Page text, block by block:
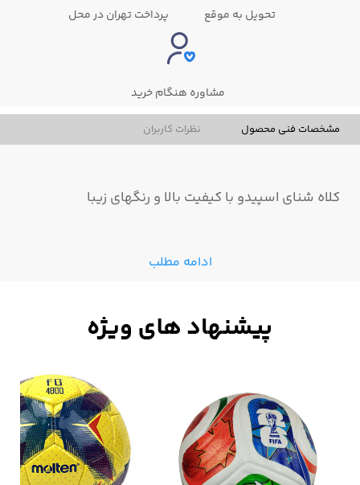
تحویل به موقع پرداخت تهران در محل
مشاوره هنگام خرید
مشخصات فنی محصول نظرات کاربران
کلاه شنای اسپیدو با کیفیت بالا و رنگهای زیبا
ادامه مطلب